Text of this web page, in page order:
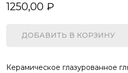
1250,00 ₽
ДОБАВИТЬ В КОРЗИНУ
Керамическое глазурованное